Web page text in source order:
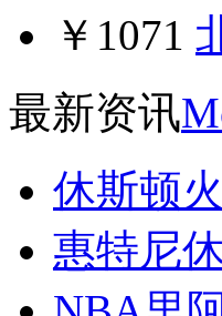
￥1071
最新资讯
休斯顿
惠特尼